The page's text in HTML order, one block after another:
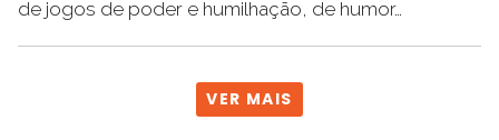
de jogos de poder e humilhação, de humor…
VER MAIS